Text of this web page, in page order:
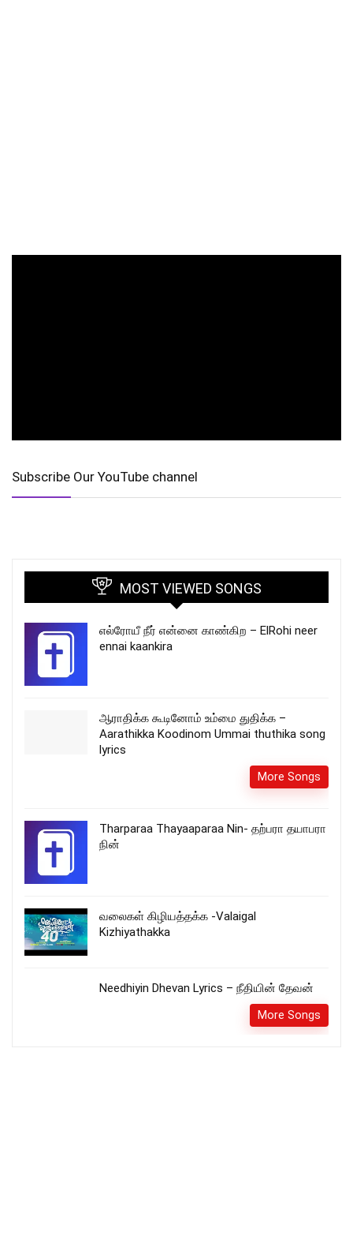
Subscribe Our YouTube channel
MOST VIEWED SONGS
எல்ரோயீ நீர் என்னை காண்கிற – ElRohi neer
ennai kaankira
ஆராதிக்க கூடினோம் உம்மை துதிக்க –
Aarathikka Koodinom Ummai thuthika song
lyrics
More Songs
Tharparaa Thayaaparaa Nin- தற்பரா தயாபரா
நின்
வலைகள் கிழியத்தக்க -Valaigal
Kizhiyathakka
Needhiyin Dhevan Lyrics – நீதியின் தேவன்
More Songs